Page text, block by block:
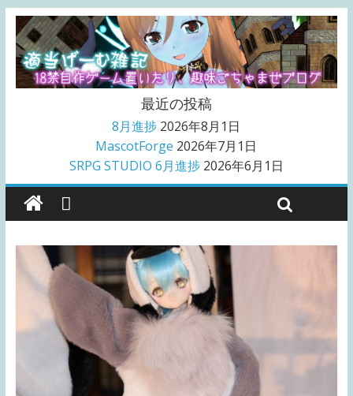
最近の投稿
8月進捗 2026年8月1日
MascotForge 2026年7月1日
SRPG STUDIO 6月進捗 2026年6月1日